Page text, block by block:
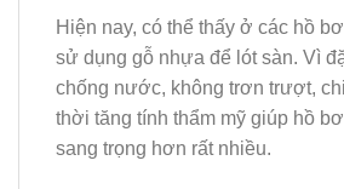
Hiện nay, có thể thấy ở các hồ
sử dụng gỗ nhựa để lót sàn. Vì
chống nước, không trơn trượt,
thời tăng tính thẩm mỹ giúp hồ
sang trọng hơn rất nhiều.